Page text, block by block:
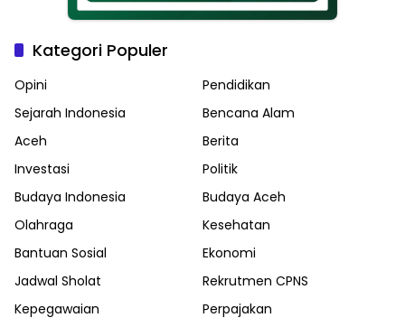
Kategori Populer
Opini
Pendidikan
Sejarah Indonesia
Bencana Alam
Aceh
Berita
Investasi
Politik
Budaya Indonesia
Budaya Aceh
Olahraga
Kesehatan
Bantuan Sosial
Ekonomi
Jadwal Sholat
Rekrutmen CPNS
Kepegawaian
Perpajakan